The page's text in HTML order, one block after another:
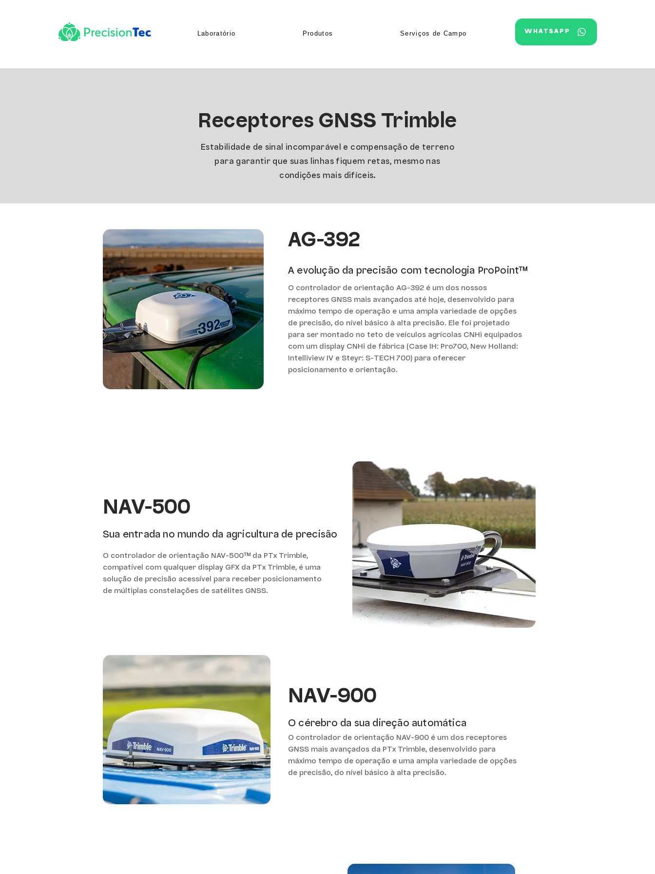
Laboratório Produtos Serviços de Campo WHATSAPP
Receptores GNSS Trimble
Estabilidade de sinal incomparável e compensação de terreno
para garantir que suas linhas fiquem retas, mesmo nas
condições mais difíceis.
AG-392
A evolução da precisão com tecnologia ProPoint™
O controlador de orientação AG-392 é um dos nossos
receptores GNSS mais avançados até hoje, desenvolvido para
máximo tempo de operação e uma ampla variedade de opções
de precisão, do nível básico à alta precisão. Ele foi projetado
para ser montado no teto de veículos agrícolas CNHi equipados
com um display CNHi de fábrica (Case IH: Pro700, New Holland:
Intelliview IV e Steyr: S-TECH 700) para oferecer
posicionamento e orientação.
NAV-500
Sua entrada no mundo da agricultura de precisão
O controlador de orientação NAV-500™ da PTx Trimble,
compatível com qualquer display GFX da PTx Trimble, é uma
solução de precisão acessível para receber posicionamento
de múltiplas constelações de satélites GNSS.
NAV-900
O cérebro da sua direção automática
O controlador de orientação NAV-900 é um dos receptores
GNSS mais avançados da PTx Trimble, desenvolvido para
máximo tempo de operação e uma ampla variedade de opções
de precisão, do nível básico à alta precisão.